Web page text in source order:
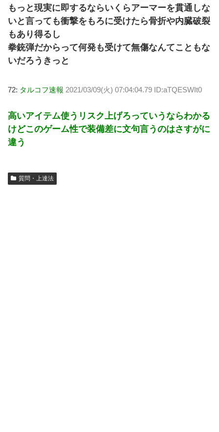
もっと現実に即するならいくらアーマーを貫通しな
いと言っても衝撃をもろに受けたら骨折や内臓破裂
もあり得るし
拳銃弾だからって何発も受けて無傷なんてこともな
いだろうきっと
72: タルコフ速報 2021/03/09(火) 07:04:04.79 ID:aTQESWIt0
高いアイテム使うリスク上げろっていうならわかる
けどこのゲーム性で装備差に文句言うのはさすがに
違う
質問・上達法